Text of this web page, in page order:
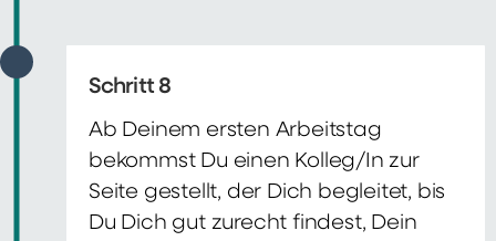
Schritt 8
Ab Deinem ersten Arbeitstag
bekommst Du einen Kolleg/In zur
Seite gestellt, der Dich begleitet, bis
Du Dich gut zurecht findest, Dein